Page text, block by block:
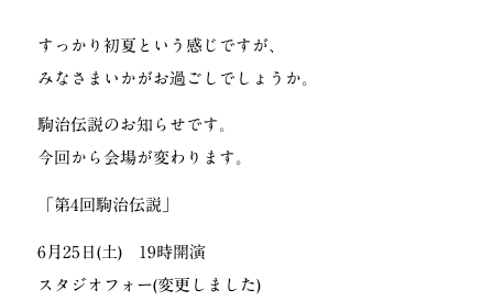
すっかり初夏という感じですが、
みなさまいかがお過ごしでしょうか。
駒治伝説のお知らせです。
今回から会場が変わります。
「第4回駒治伝説」
6月25日(土) 19時開演
スタジオフォー(変更しました)